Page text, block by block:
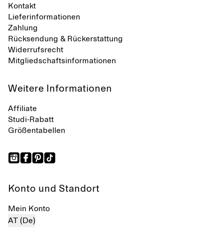
Kontakt
Lieferinformationen
Zahlung
Rücksendung & Rückerstattung
Widerrufsrecht
Mitgliedschaftsinformationen
Weitere Informationen
Affiliate
Studi-Rabatt
Größentabellen
Konto und Standort
Mein Konto
AT (De)